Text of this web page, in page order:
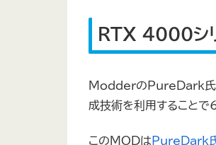
RTX 4000シ
ModderのPureDark氏
成技術を利用することで
このMODは PureDark